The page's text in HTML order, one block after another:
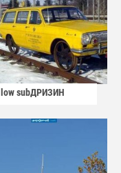
subДРИЗИН